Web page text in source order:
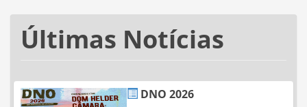
Últimas Notícias
DNO 2026